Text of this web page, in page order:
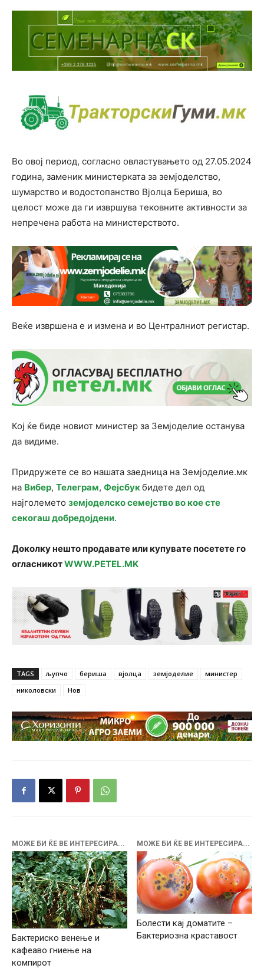
Во овој период, согласно овластувањето од 27.05.2024
година, заменик министерката за земјоделство,
шумарство и водостопанство Вјолца Бериша, во
целост може да ги извршува тековните активности за
непречена работа на министерството.
Веќе извршена е и измена и во Централниот регистар.
Кој ќе биде новиот министер за Земјоделие останува
да видиме.
Придружете се во нашата заедница на Земјоделие.мк
на Вибер, Телеграм, Фејсбукбидете дел од
најголемето земјоделско семејство во кое сте
секогаш добредојдени.
Доколку нешто продавате или купувате посетете го
огласникотWWW.PETEL.MK
TAGS љупчо бериша вјолца земјоделие
министер
николовски
Нов
МОЖЕ БИ ЌЕ ВЕ ИНТЕРЕСИРА...
Бактериско венење и
кафеаво гниење на
компирот
МОЖЕ БИ ЌЕ ВЕ ИНТЕРЕСИРА...
Болести кај доматите –
Бактериозна краставост